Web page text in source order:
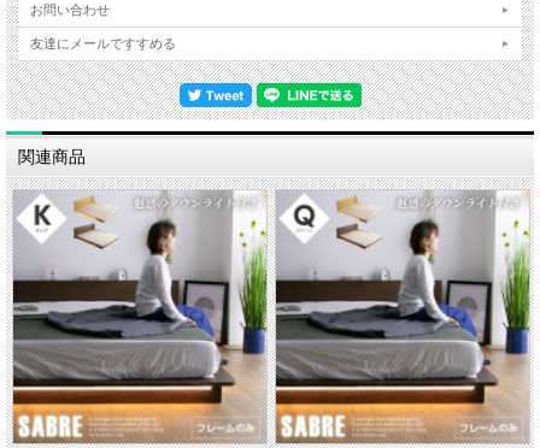
お問い合わせ
友達にメールですすめる
関連商品